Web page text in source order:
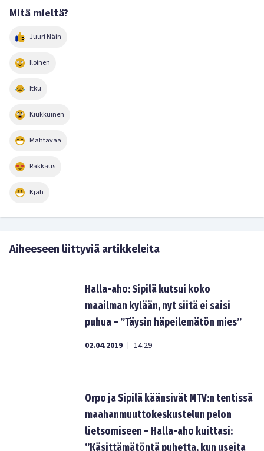
Mitä mieltä?
Juuri Näin
Iloinen
Itku
Kiukkuinen
Mahtavaa
Rakkaus
Kjäh
Aiheeseen liittyviä artikkeleita
Halla-aho: Sipilä kutsui koko
maailman kylään, nyt siitä ei saisi
puhua – ”Täysin häpeilemätön mies”
02.04.2019 | 14:29
Orpo ja Sipilä käänsivät MTV:n tentissä
maahanmuuttokeskustelun pelon
lietsomiseen – Halla-aho kuittasi:
”Käsittämätöntä puhetta, kun useita